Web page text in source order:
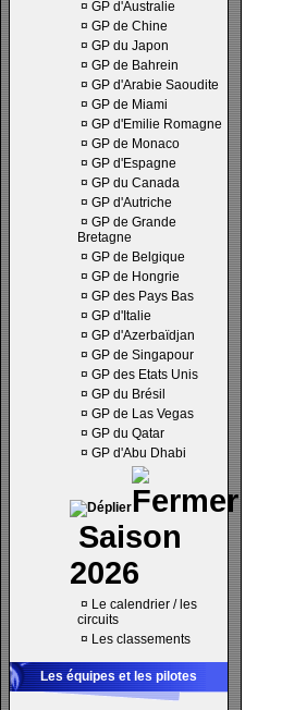
¤ GP d'Australie
¤ GP de Chine
¤ GP du Japon
¤ GP de Bahrein
¤ GP d'Arabie Saoudite
¤ GP de Miami
¤ GP d'Emilie Romagne
¤ GP de Monaco
¤ GP d'Espagne
¤ GP du Canada
¤ GP d'Autriche
¤ GP de Grande
Bretagne
¤ GP de Belgique
¤ GP de Hongrie
¤ GP des Pays Bas
¤ GP d'Italie
¤ GP d'Azerbaïdjan
¤ GP de Singapour
¤ GP des Etats Unis
¤ GP du Brésil
¤ GP de Las Vegas
¤ GP du Qatar
¤ GP d'Abu Dhabi
Saison
2026
¤ Le calendrier / les
circuits
¤ Les classements
Les équipes et les pilotes